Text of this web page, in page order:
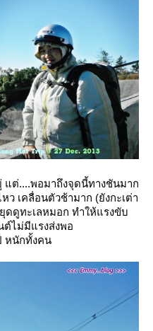
แต่....พอมาถึงจุดนี้ทางชันมาก
ว เคลื่อนตัวช้ามาก (ยังกะเต่า
ดูทะเลหมอก ทำให้แรงขับ
ต์ไม่มีแรงส่งพอ
หนักทั้งคน